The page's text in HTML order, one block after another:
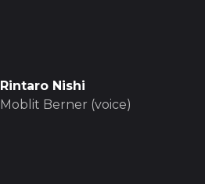
Rintaro Nishi
Moblit Berner (voice)